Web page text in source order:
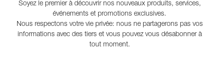
Soyez le premier à découvrir nos nouveaux produits, services,
événements et promotions exclusives.
Nous respectons votre vie privée: nous ne partagerons pas vos
informations avec des tiers et vous pouvez vous désabonner à
tout moment.